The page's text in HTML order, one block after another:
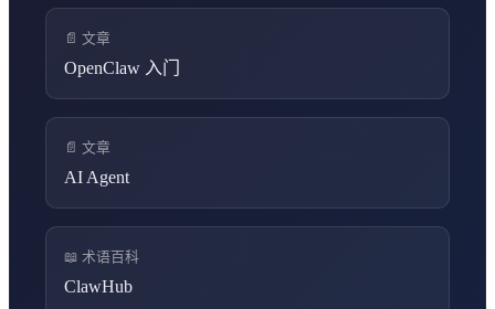
📄 文章
OpenClaw 入门
📄 文章
AI Agent
📖 术语百科
ClawHub